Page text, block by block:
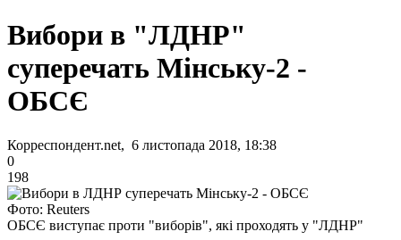
Вибори в "ЛДНР"
суперечать Мінську-2 -
ОБСЄ
Корреспондент.net, 6 листопада 2018, 18:38
0
198
Фото: Reuters
ОБСЄ виступає проти "виборів", які проходять у "ЛДНР"